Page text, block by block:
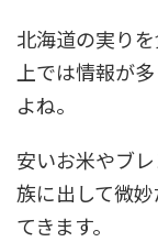
北海道の実り
上では情報が
よね。
安いお米やブ
族に出して微
てきます。